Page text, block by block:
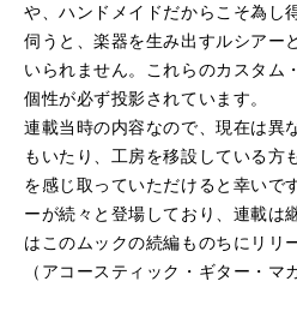
や、ハンドメイドだからこそ為し
伺うと、楽器を生み出すルシアー
いられません。これらのカスタム
個性が必ず投影されています。
連載当時の内容なので、現在は異
もいたり、工房を移設している方
を感じ取っていただけると幸いで
ーが続々と登場しており、連載は
はこのムックの続編ものちにリリ
（アコースティック・ギター・マ